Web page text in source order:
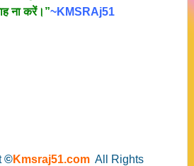
ना करें।”~KMSRAj51
©Kmsraj51.com All Rights